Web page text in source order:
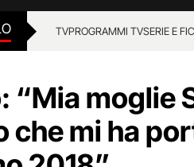
TVPROGRAMMI TVSERIE E
“Mia moglie
che mi ha